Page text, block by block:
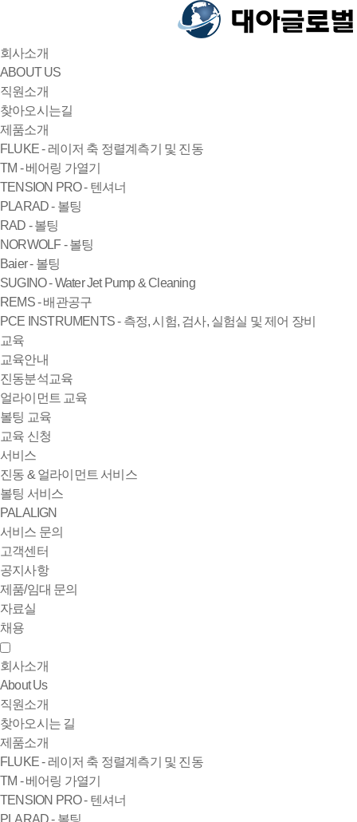
회사소개
ABOUT US
직원소개
찾아오시는길
제품소개
FLUKE - 레이저 축 정렬계측기 및 진동
TM - 베어링 가열기
TENSION PRO - 텐셔너
PLARAD - 볼팅
RAD - 볼팅
NORWOLF - 볼팅
Baier - 볼팅
SUGINO - Water Jet Pump & Cleaning
REMS - 배관공구
PCE INSTRUMENTS - 측정, 시험, 검사, 실험실 및 제어 장비
교육
교육안내
진동분석교육
얼라이먼트 교육
볼팅 교육
교육 신청
서비스
진동 & 얼라이먼트 서비스
볼팅 서비스
PALALIGN
서비스 문의
고객센터
공지사항
제품/임대 문의
자료실
채용
회사소개
About Us
직원소개
찾아오시는 길
제품소개
FLUKE - 레이저 축 정렬계측기 및 진동
TM - 베어링 가열기
TENSION PRO - 텐셔너
PLARAD - 볼팅